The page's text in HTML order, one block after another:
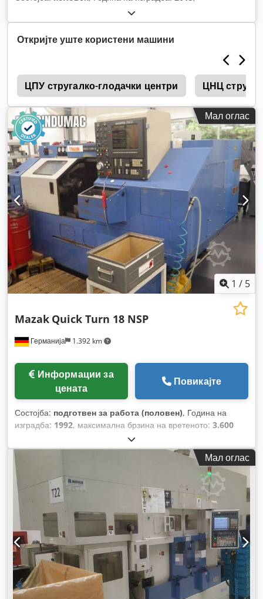
Откријте уште користени машини
ЦПУ стругалко-глодачки центри ЦНЦ
Мал оглас
1 / 5
Германија 1.392 km
Mazak Quick Turn 18 NSP
цената
Повикајте
Состојба: подготвен за работа (половен), Година на
изградба: 1992, максимална брзина на вретеното: 3.600
, Дијаметар на прачка (макс.):
ширина:2.000 мм, вкупна висина:1.900 мм, растојание на
движење на Х-оската:
, вкупна тежина:4.300 кг,
произведувач на контролери:
, модел на
контролер:T32-2, максимална должина на производот:
2.700 мм
, број на оски:
Мал оглас